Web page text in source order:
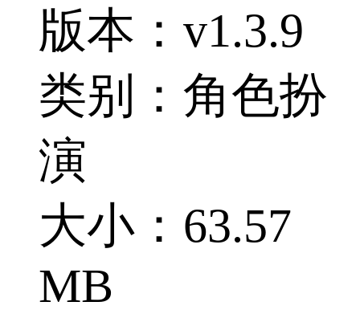
版本：v1.3.9
类别：角色扮
演
大小：63.57
MB